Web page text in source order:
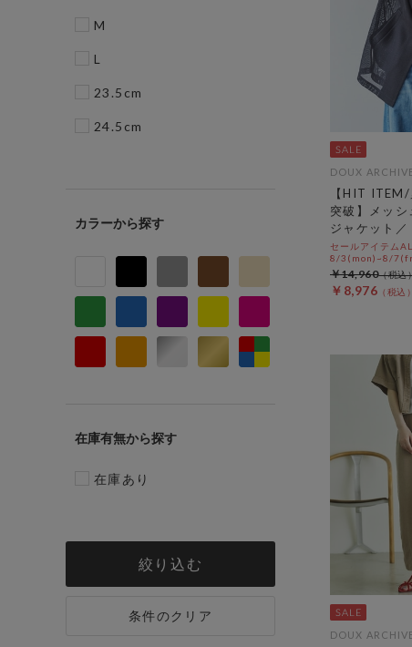
M
L
23.5cm
24.5cm
カラー
在庫有無
在庫あり
絞り込む
条件のクリア
DOUX
【HIT
突破】メッ
ジャケット／
セールアイテム
8/3(mon)~8/
￥8,976
￥14,960
DOUX